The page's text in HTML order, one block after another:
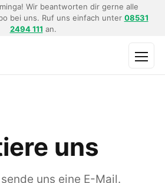
Wir beantworten dir gerne alle
bei uns. Ruf uns einfach unter 08531
2494 111 an.
uns
uns eine E-Mail.